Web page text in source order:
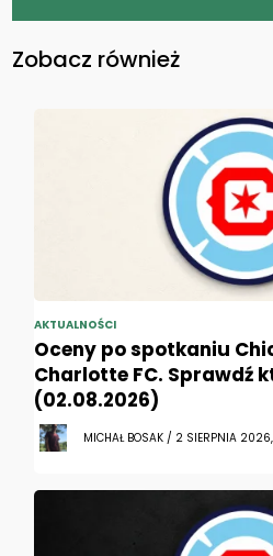
Zobacz również
AKTUALNOŚCI
Oceny po spotkaniu
Charlotte FC. Sprawdź
(02.08.2026)
MICHAŁ BOSAK / 2 SIERPNIA